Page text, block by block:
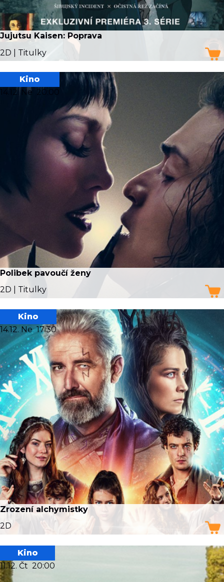
Jujutsu Kaisen: Poprava
2D | Titulky
14.12. Ne 20:00
Kino
Polibek pavoučí ženy
2D | Titulky
14.12. Ne 17:30
Kino
Zrození alchymistky
2D
11.12. Čt 20:00
Kino